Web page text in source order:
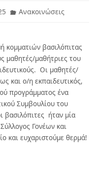
Ανακοινώσεις
κομματιών βασιλόπιτας
μαθητές/μαθήτριες του
Οι μαθητές/
και ο/η εκπαιδευτικός,
προγράμματος ένα
Συμβουλίου του
βασιλόπιτες ήταν μία
Γονέων και
και ευχαριστούμε θερμά!